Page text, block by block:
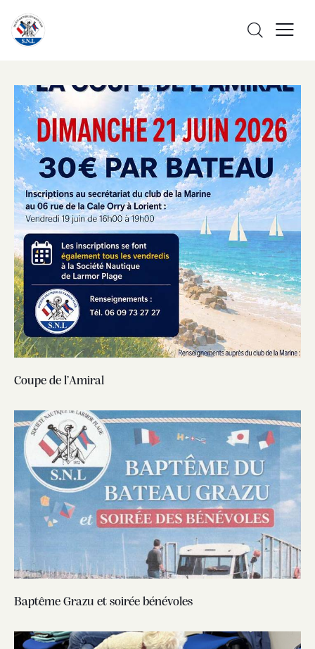
Coupe de l’Amiral
Baptême Grazu et soirée bénévoles